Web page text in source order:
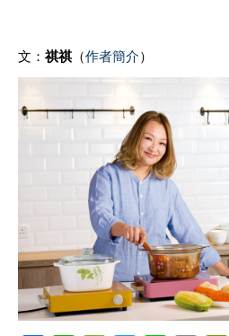
文： 祺祺 （作者簡介）